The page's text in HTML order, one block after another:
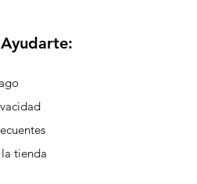
tienda